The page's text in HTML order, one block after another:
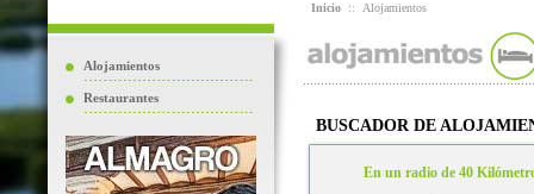
Alojamientos
Restaurantes
Inicio :: Alojamientos
BUSCADOR DE
En un radio de 40